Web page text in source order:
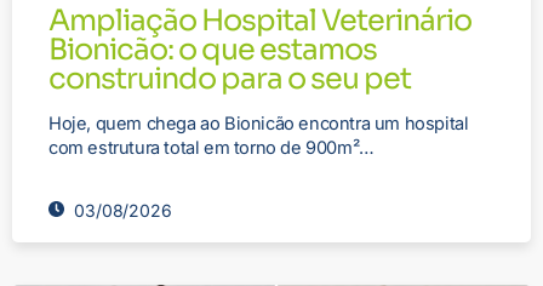
Ampliação Hospital Veterinário
Bionicão: o que estamos
construindo para o seu pet
Hoje, quem chega ao Bionicão encontra um hospital
com estrutura total em torno de 900m²…
03/08/2026